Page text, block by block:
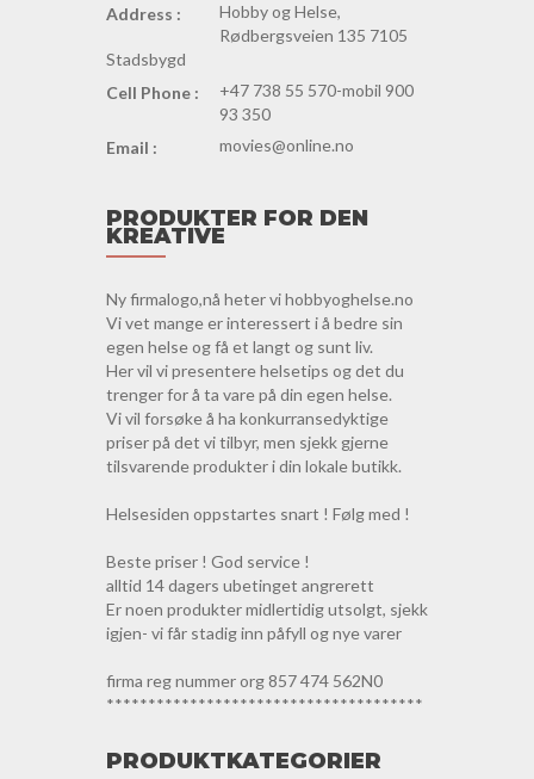
Address :
Hobby og Helse,
Rødbergsveien 135 7105
Stadsbygd
Cell Phone :
+47 738 55 570-mobil 900
93 350
Email :
movies@online.no
PRODUKTER FOR DEN
KREATIVE
Ny firmalogo,nå heter vi hobbyoghelse.no
Vi vet mange er interessert i å bedre sin
egen helse og få et langt og sunt liv.
Her vil vi presentere helsetips og det du
trenger for å ta vare på din egen helse.
Vi vil forsøke å ha konkurransedyktige
priser på det vi tilbyr, men sjekk gjerne
tilsvarende produkter i din lokale butikk.
Helsesiden oppstartes snart ! Følg med !
Beste priser ! God service !
alltid 14 dagers ubetinget angrerett
Er noen produkter midlertidig utsolgt, sjekk
igjen- vi får stadig inn påfyll og nye varer
firma reg nummer org 857 474 562N0
**************************************
PRODUKTKATEGORIER